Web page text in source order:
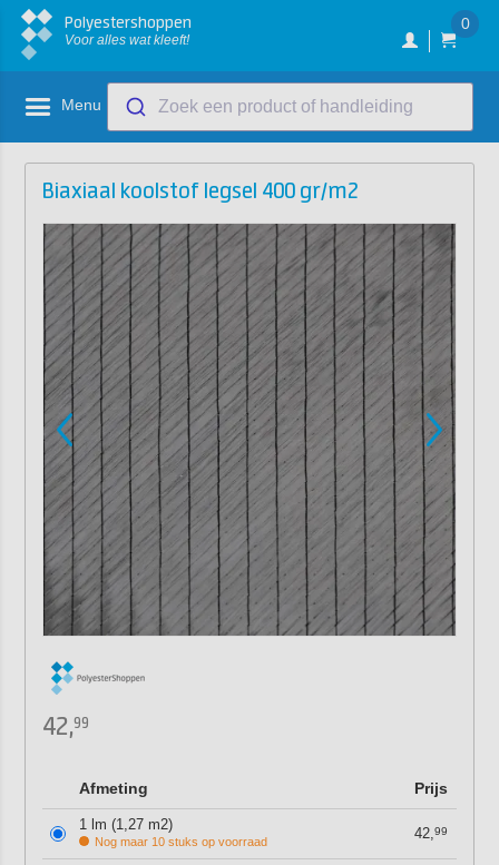
Polyestershoppen
Voor alles wat kleeft!
0
Menu Zoek een product of handleiding
Biaxiaal koolstof legsel 400 gr/m2
42,99
Afmeting Prijs
1 lm (1,27 m2)
Nog maar 10 stuks op voorraad 42,99